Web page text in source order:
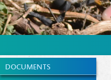
DOCUMENTS